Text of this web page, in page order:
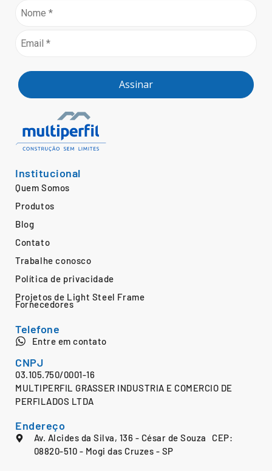
Assinar
Institucional
Quem Somos
Produtos
Blog
Contato
Trabalhe conosco
Política de privacidade
Projetos de Light Steel Frame
Fornecedores
Telefone
Entre em contato
CNPJ
03.105.750/0001-16
MULTIPERFIL GRASSER INDUSTRIA E COMERCIO DE
PERFILADOS LTDA
Endereço
Av. Alcides da Silva, 136 - César de Souza CEP:
08820-510 - Mogi das Cruzes - SP